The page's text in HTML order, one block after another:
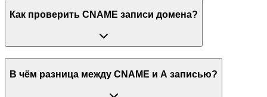
Как проверить CNAME записи домена?
В чём разница между CNAME и A записью?